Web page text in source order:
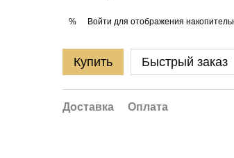
% Войти для отображения
Купить Быстрый заказ
Доставка Оплата